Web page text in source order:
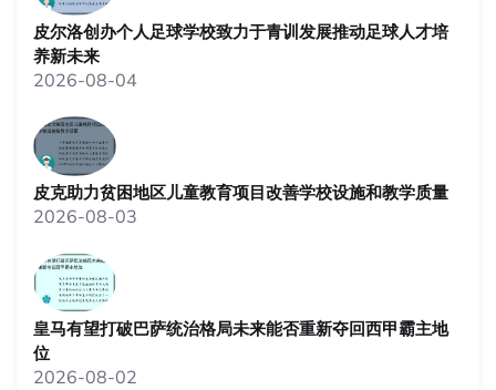
皮尔洛创办个人足球学校致力于青训发展推动足球人才培
养新未来
2026-08-04
皮克助力贫困地区儿童教育项目改善学校设施和教学质量
2026-08-03
皇马有望打破巴萨统治格局未来能否重新夺回西甲霸主地
位
2026-08-02